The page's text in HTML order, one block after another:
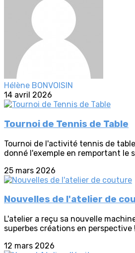
Hélène BONVOISIN
14 avril 2026
Tournoi de Tennis de Table
Tournoi de l'activité tennis de
donné l'exemple en remportant le
25 mars 2026
Nouvelles de l'atelier de
L'atelier a reçu sa nouvelle
superbes créations en perspective !
12 mars 2026